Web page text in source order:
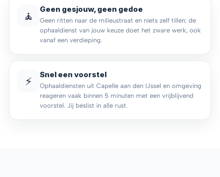
🧘 Geen gesjouw, geen gedoe
Geen ritten naar de milieustraat en niets zelf tillen: de
ophaaldienst van jouw keuze doet het zware werk, ook
vanaf een verdieping.
⚡ Snel een voorstel
Ophaaldiensten uit Capelle aan den IJssel en omgeving
reageren vaak binnen 5 minuten met een vrijblijvend
voorstel. Jij beslist in alle rust.